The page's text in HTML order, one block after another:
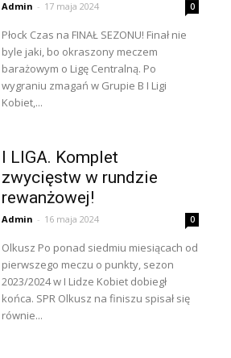
Admin - 17 maja 2024 0
Płock Czas na FINAŁ SEZONU! Finał nie
byle jaki, bo okraszony meczem
barażowym o Ligę Centralną. Po
wygraniu zmagań w Grupie B I Ligi
Kobiet,...
I LIGA. Komplet
zwycięstw w rundzie
rewanżowej!
Admin - 16 maja 2024 0
Olkusz Po ponad siedmiu miesiącach od
pierwszego meczu o punkty, sezon
2023/2024 w I Lidze Kobiet dobiegł
końca. SPR Olkusz na finiszu spisał się
równie...